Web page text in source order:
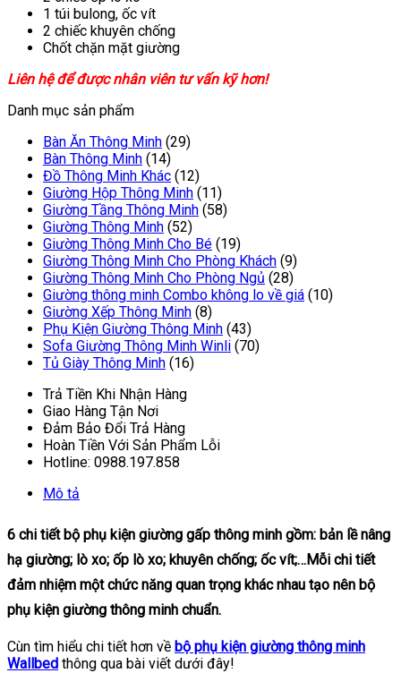
1 túi bulong, ốc vít
2 chiếc khuyên chống
Chốt chặn mặt giường
Liên hệ để được nhân viên tư vấn kỹ hơn!
Danh mục sản phẩm
Bàn Ăn Thông Minh (29)
Bàn Thông Minh (14)
Đồ Thông Minh Khác (12)
Giường Hộp Thông Minh (11)
Giường Tầng Thông Minh (58)
Giường Thông Minh (52)
Giường Thông Minh Cho Bé (19)
Giường Thông Minh Cho Phòng Khách (9)
Giường Thông Minh Cho Phòng Ngủ (28)
Giường thông minh Combo không lo về giá (10)
Giường Xếp Thông Minh (8)
Phụ Kiện Giường Thông Minh (43)
Sofa Giường Thông Minh Winli (70)
Tủ Giày Thông Minh (16)
Trả Tiền Khi Nhận Hàng
Giao Hàng Tận Nơi
Đảm Bảo Đổi Trả Hàng
Hoàn Tiền Với Sản Phẩm Lỗi
Hotline: 0988.197.858
Mô tả
6 chi tiết bộ phụ kiện giường gấp thông minh gồm: bản lề nâng
hạ giường; lò xo; ốp lò xo; khuyên chống; ốc vít;…Mỗi chi tiết
đảm nhiệm một chức năng quan trọng khác nhau tạo nên bộ
phụ kiện giường thông minh chuẩn.
Cùn tìm hiểu chi tiết hơn về bộ phụ kiện giường thông minh
Wallbed thông qua bài viết dưới đây!